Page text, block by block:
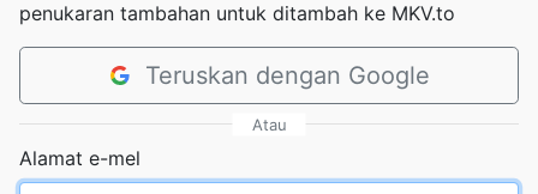
penukaran tambahan untuk ditambah ke MKV.to
Teruskan dengan Google
Atau
Alamat e-mel